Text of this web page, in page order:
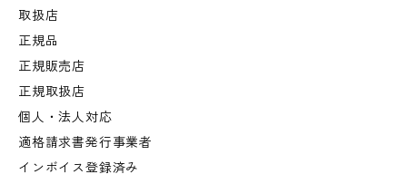
取扱店
正規品
正規販売店
正規取扱店
個人・法人対応
適格請求書発行事業者
インボイス登録済み